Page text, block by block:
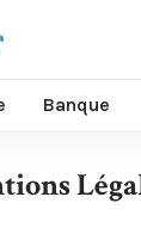
Banque